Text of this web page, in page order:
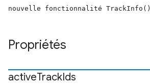
nouvelle fonctionnalité TrackInfo()
Propriétés
activeTrackIds